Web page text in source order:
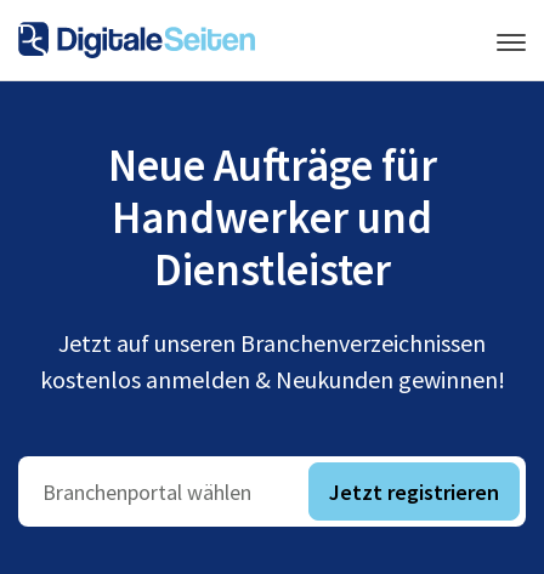
Neue Aufträge für
Handwerker und
Dienstleister
Jetzt auf unseren Branchenverzeichnissen
kostenlos anmelden & Neukunden gewinnen!
Branchenportal wählen Jetzt registrieren